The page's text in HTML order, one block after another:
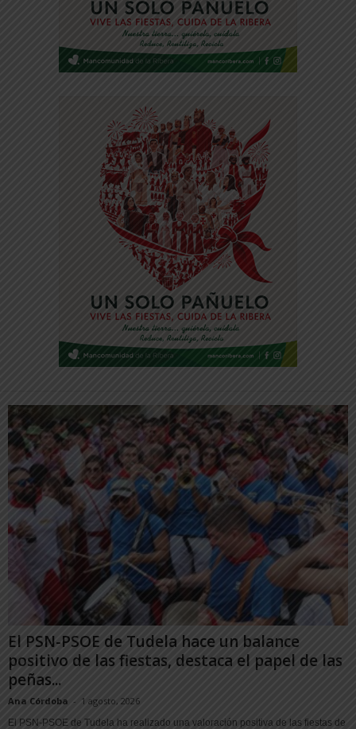
El PSN-PSOE de Tudela hace un balance
positivo de las fiestas, destaca el papel de las
peñas...
Ana Córdoba - 1 agosto, 2026
El PSN-PSOE de Tudela ha realizado una valoración positiva de las fiestas de